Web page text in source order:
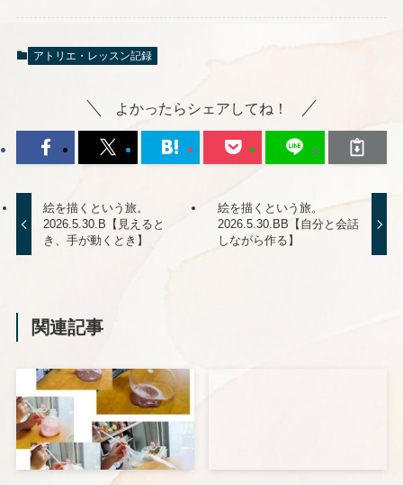
アトリエ・レッスン記録
よかったらシェアしてね！
絵を描くという旅。
2026.5.30.B【見えると
き、手が動くとき】
絵を描くという旅。
2026.5.30.BB【自分と会話
しながら作る】
関連記事